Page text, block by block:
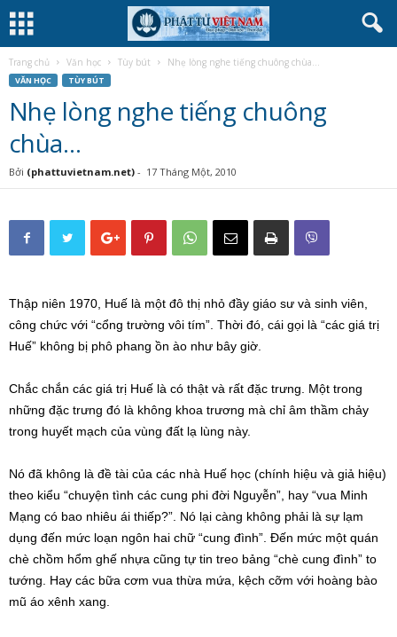
Trang chủ Văn học Tùy bút Nhẹ lòng nghe tiếng chuông chùa…
VĂN HỌC TÙY BÚT
Nhẹ lòng nghe tiếng chuông
chùa…
Bởi (phattuvietnam.net) - 17 Tháng Một, 2010
Thập niên 1970, Huế là một đô thị nhỏ đầy giáo sư và sinh viên,
công chức với “cổng trường vôi tím”. Thời đó, cái gọi là “các giá trị
Huế” không bị phô phang ồn ào như bây giờ.
Chắc chắn các giá trị Huế là có thật và rất đặc trưng. Một trong
những đặc trưng đó là không khoa trương mà chỉ âm thầm chảy
trong huyết mạch của vùng đất lạ lùng này.
Nó đã không là đề tài của các nhà Huế học (chính hiệu và giả hiệu)
theo kiểu “chuyện tình các cung phi đời Nguyễn”, hay “vua Minh
Mạng có bao nhiêu ái thiếp?”. Nó lại càng không phải là sự lạm
dụng đến mức loạn ngôn hai chữ “cung đình”. Đến mức một quán
chè chồm hổm ghế nhựa cũng tự tin treo bảng “chè cung đình” to
tướng. Hay các bữa cơm vua thừa mứa, kệch cỡm với hoàng bào
mũ áo xênh xang.